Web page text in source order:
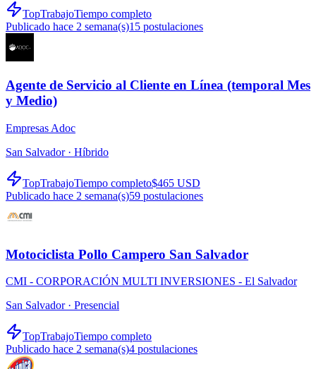
TopTrabajoTiempo completo
Publicado hace 2 semana(s)15 postulaciones
Agente de Servicio al Cliente en Línea (temporal Mes
y Medio)
Empresas Adoc
San Salvador · Híbrido
TopTrabajoTiempo completo$465 USD
Publicado hace 2 semana(s)59 postulaciones
Motociclista Pollo Campero San Salvador
CMI - CORPORACIÓN MULTI INVERSIONES - El Salvador
San Salvador · Presencial
TopTrabajoTiempo completo
Publicado hace 2 semana(s)4 postulaciones